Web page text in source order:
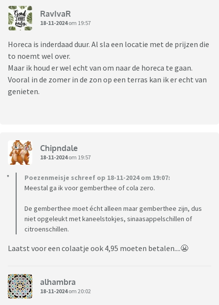
RavIvaR
18-11-2024om 19:57
Horeca is inderdaad duur. Al sla een locatie met de prijzen die
to noemt wel over.
Maar ik houd er wel echt van om naar de horeca te gaan.
Vooral in de zomer in de zon op een terras kan ik er echt van
genieten.
Chipndale
18-11-2024om 19:57
Poezenmeisje schreef op 18-11-2024 om 19:07:
Meestal ga ik voor gemberthee of cola zero.
De gemberthee moet écht alleen maar gemberthee zijn, dus
niet opgeleukt met kaneelstokjes, sinaasappelschillen of
citroenschillen.
Laatst voor een colaatje ook 4,95 moeten betalen....😬
alhambra
18-11-2024om 20:02